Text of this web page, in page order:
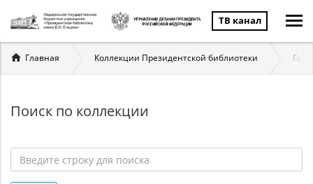
ТВ канал
Вы
здесь
Главная Коллекции Президентской библиотеки
Поиск по коллекции